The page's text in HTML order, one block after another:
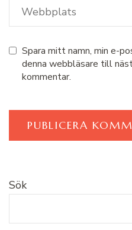
Spara mitt namn, min e-
denna webbläsare till
kommentar.
Sök